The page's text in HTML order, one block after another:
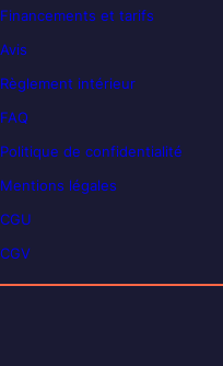
Financements et tarifs
Avis
Règlement intérieur
FAQ
Politique de confidentialité
Mentions légales
CGU
CGV